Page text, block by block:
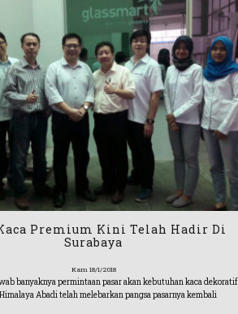
Premium Kini Telah Hadir Di
Surabaya
Kam 18/1/2018
banyaknya permintaan pasar akan kebutuhan kaca dekoratif
Abadi telah melebarkan pangsa pasarnya kembali